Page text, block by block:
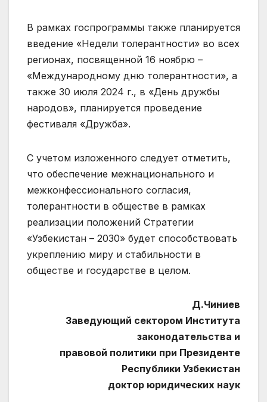
В рамках госпрограммы также планируется
введение «Недели толерантности» во всех
регионах, посвященной 16 ноябрю –
«Международному дню толерантности», а
также 30 июля 2024 г., в «День дружбы
народов», планируется проведение
фестиваля «Дружба».
С учетом изложенного следует отметить,
что обеспечение межнационального и
межконфессионального согласия,
толерантности в обществе в рамках
реализации положений Стратегии
«Узбекистан – 2030» будет способствовать
укреплению миру и стабильности в
обществе и государстве в целом.
Д.Чиниев
Заведующий сектором Института
законодательства и
правовой политики при Президенте
Республики Узбекистан
доктор юридических наук